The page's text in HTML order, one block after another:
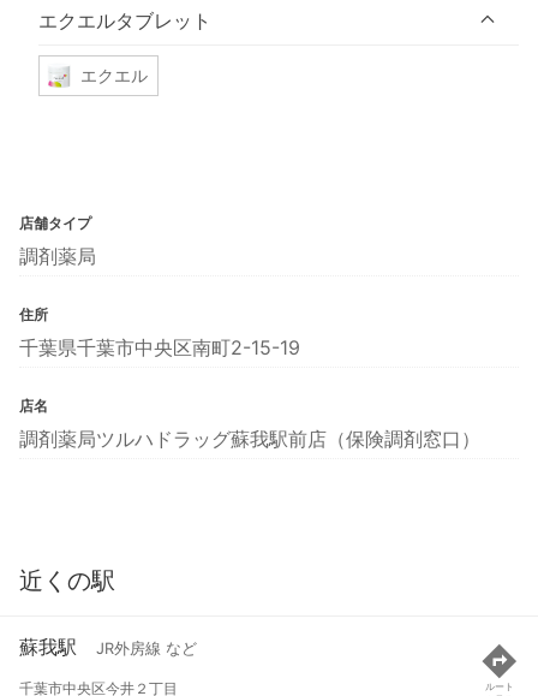
エクエルタブレット
エクエル
店舗タイプ
調剤薬局
住所
千葉県千葉市中央区南町2-15-19
店名
調剤薬局ツルハドラッグ蘇我駅前店（保険調剤窓口）
近くの駅
蘇我駅 JR外房線 など
千葉市中央区今井２丁目
ルート